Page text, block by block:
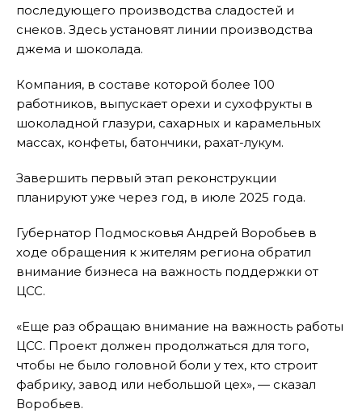
последующего производства сладостей и
снеков. Здесь установят линии производства
джема и шоколада.
Компания, в составе которой более 100
работников, выпускает орехи и сухофрукты в
шоколадной глазури, сахарных и карамельных
массах, конфеты, батончики, рахат-лукум.
Завершить первый этап реконструкции
планируют уже через год, в июле 2025 года.
Губернатор Подмосковья Андрей Воробьев в
ходе обращения к жителям региона обратил
внимание бизнеса на важность поддержки от
ЦСС.
«Еще раз обращаю внимание на важность работы
ЦСС. Проект должен продолжаться для того,
чтобы не было головной боли у тех, кто строит
фабрику, завод или небольшой цех», — сказал
Воробьев.